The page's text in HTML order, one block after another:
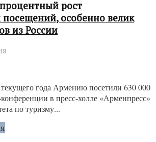
рост
посещений, особенно велик
из России
года Армению посетили 630 000
в пресс-холле «Арменпресс»
по туризму...